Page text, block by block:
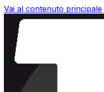
Vai al contenuto principale